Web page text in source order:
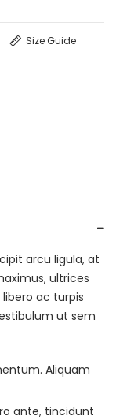
Size Guide
arcu ligula, at
ultrices
ac turpis
ut sem
Aliquam
ante, tincidunt